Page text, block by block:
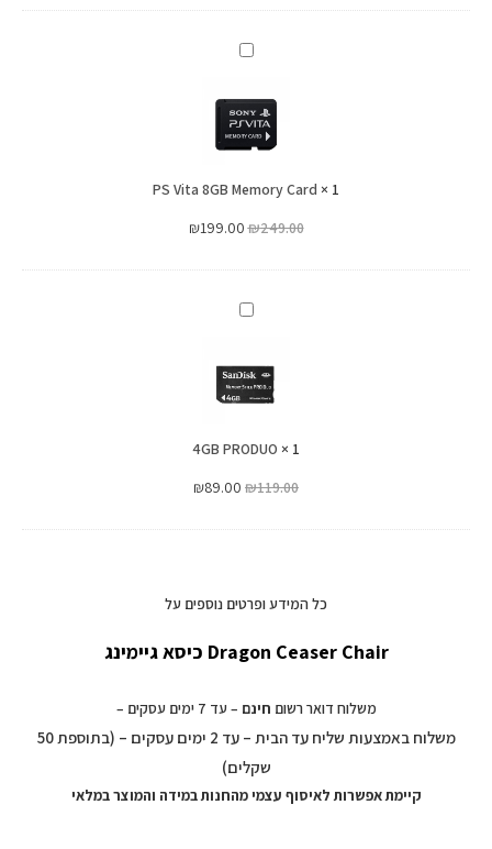
PS
8GB
Memory
1
×
PS Vita 8GB Memory Card
₪249.00
₪199.00
4GB
1
×
4GB PRODUO
₪119.00
₪89.00
כל המידע ופרטים נוספים על
Dragon Ceaser Chair כיסא גיימינג
משלוח דואר רשום חינם – עד 7 ימים עסקים –
משלוח באמצעות שליח עד הבית – עד 2 ימים עסקים – (בתוספת 50
שקלים)
קיימת אפשרות לאיסוף עצמי מהחנות במידה והמוצר במלאי